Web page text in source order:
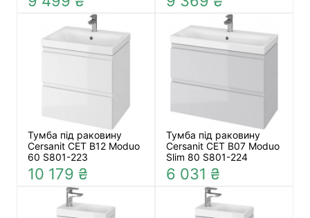
Тумба під раковину
Cersanit СЕТ B12 Moduo
60 S801-223
10 179 ₴
Тумба під раковину
Cersanit СЕТ B07 Moduo
Slim 80 S801-224
6 031 ₴